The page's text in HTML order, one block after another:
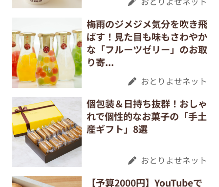
梅雨のジメジメ気分を吹き飛
ばす！見た目も味もさわやか
な「フルーツゼリー」のお取
り寄...
おとりよせネット
個包装＆日持ち抜群！おしゃ
れで個性的なお菓子の「手土
産ギフト」8選
おとりよせネット
【予算2000円】YouTubeで